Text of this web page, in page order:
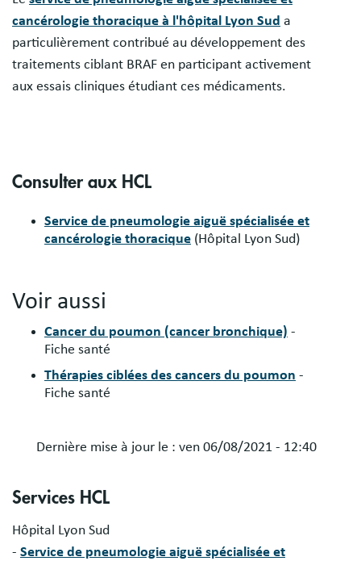
cancérologie thoracique à l'hôpital Lyon Sud a
particulièrement contribué au développement des
traitements ciblant BRAF en participant activement
aux essais cliniques étudiant ces médicaments.
Consulter aux HCL
Service de pneumologie aiguë spécialisée et
cancérologie thoracique (Hôpital Lyon Sud)
Voir aussi
Cancer du poumon (cancer bronchique) -
Fiche santé
Thérapies ciblées des cancers du poumon -
Fiche santé
Dernière mise à jour le : ven 06/08/2021 - 12:40
Services HCL
Hôpital Lyon Sud
- Service de pneumologie aiguë spécialisée et